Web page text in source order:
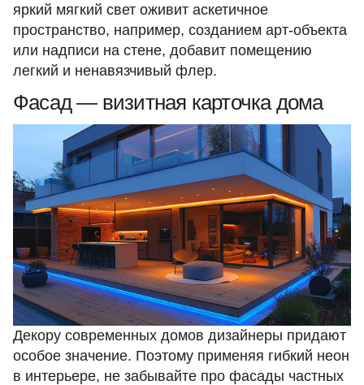
яркий мягкий свет оживит аскетичное
пространство, например, созданием арт-объекта
или надписи на стене, добавит помещению
легкий и ненавязчивый флер.
Фасад — визитная карточка дома
Декору современных домов дизайнеры придают
особое значение. Поэтому применяя гибкий неон
в интерьере, не забывайте про фасады частных